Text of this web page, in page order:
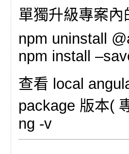
單獨升級專案內
npm uninstall
npm install
查看 local
package 版本(
ng -v